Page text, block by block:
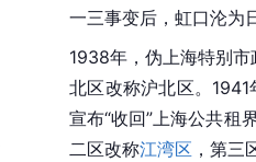
一三事变后，虹口沦为
1938年，伪上海特别
北区改称沪北区。
宣布“收回”上海公共租
二区改称江湾区 ，第三